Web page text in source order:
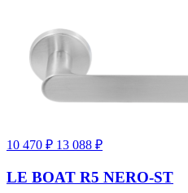
10 470 ₽ 13 088 ₽
LE BOAT R5 NERO-ST